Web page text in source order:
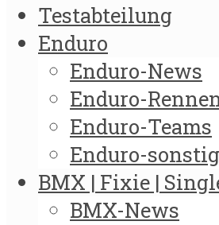
Testabteilung
Enduro
Enduro-News
Enduro-
Enduro-Teams
Enduro-
BMX | Fixie |
BMX-News